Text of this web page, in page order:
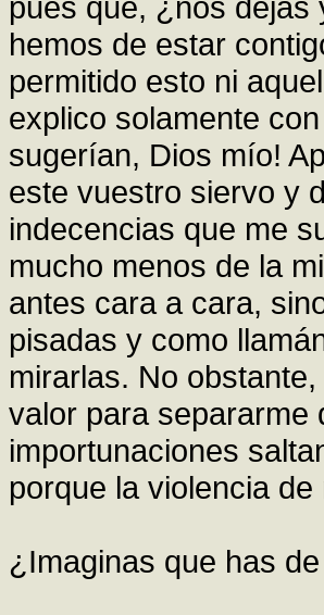
hemos de estar
permitido esto ni
explico solamente
sugerían, Dios mío!
este vuestro siervo y
indecencias que me
mucho menos de la
antes cara a cara,
pisadas y como
mirarlas. No
valor para separarme
importunaciones
porque la violencia
¿Imaginas que has